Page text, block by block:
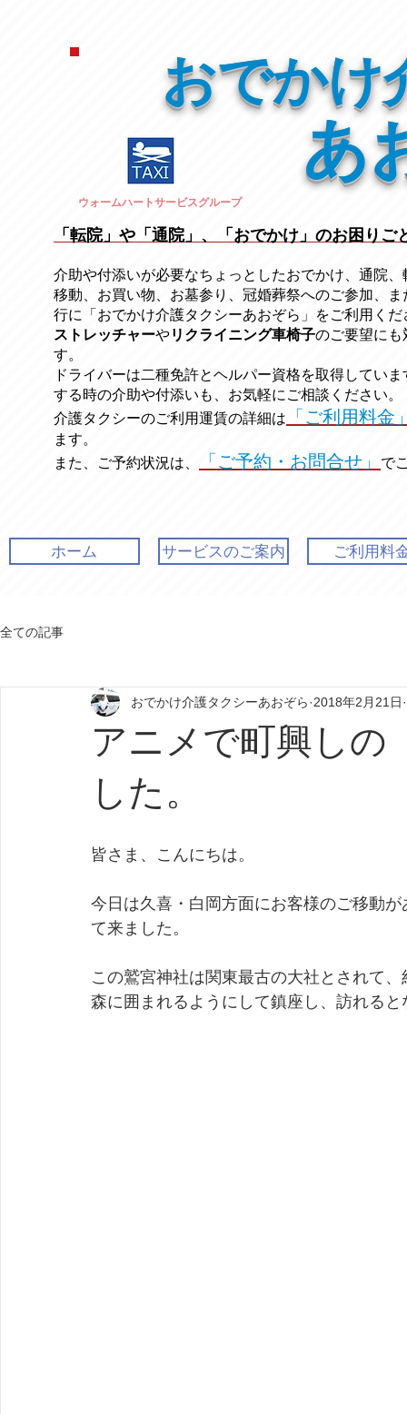
おでかけ
あ
ウォームハートサービスグループ
「転院」や「通院」、「おでかけ」のお困りご
介助や付添いが必要なちょっとしたおでかけ、通院
移動、お買い物、お墓参り、冠婚葬祭へのご参加、ま
行に「おでかけ介護タクシーあおぞら」をご利用くだ
ストレッチャー​やリクライニング車椅子のご要望にも
す。
ドライバーは二種免許とヘルパー資格を取得してい
する時の介助や付添いも、お気軽にご相談ください
介護タクシーのご利用運賃の詳細は 「ご利用料金
ます。
また、ご予約状況は、
「ご予約・お問合せ」 で
ホーム サービスのご案内 ご利用料
全ての記事
アニメで町興しの
した。
おでかけ介護タクシーあおぞら 2018年2月21日
皆さま、こんにちは。
今日は久喜・白岡方面にお客様のご移動
て来ました。
この鷲宮神社は関東最古の大社とされて
森に囲まれるようにして鎮座し、訪れる